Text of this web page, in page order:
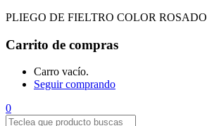
PLIEGO DE FIELTRO COLOR ROSADO
Carrito de compras
Carro vacío.
Seguir comprando
0